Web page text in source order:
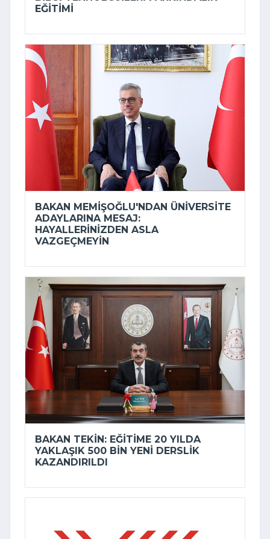
EĞITIMI
BAKAN MEMIŞOĞLU'NDAN ÜNIVERSITE
ADAYLARINA MESAJ:
HAYALLERINIZDEN ASLA
VAZGEÇMEYIN
BAKAN TEKIN: EĞITIME 20 YILDA
YAKLAŞIK 500 BIN YENI DERSLIK
KAZANDIRILDI